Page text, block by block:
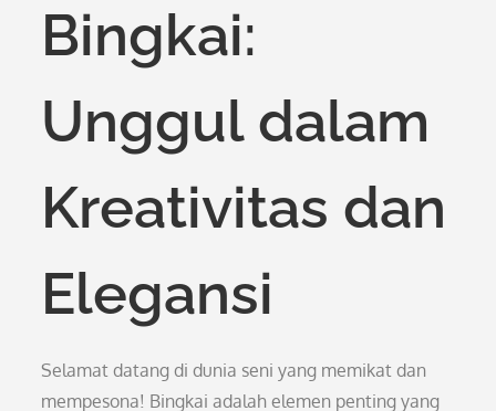
Bingkai:
Unggul dalam
Kreativitas dan
Elegansi
Selamat datang di dunia seni yang memikat dan
mempesona! Bingkai adalah elemen penting yang